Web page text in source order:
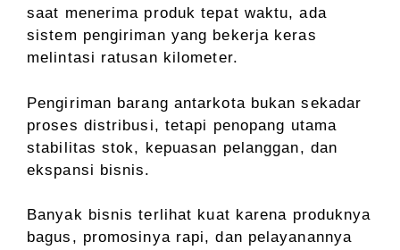
saat menerima produk tepat waktu, ada
sistem pengiriman yang bekerja keras
melintasi ratusan kilometer.
Pengiriman barang antarkota bukan sekadar
proses distribusi, tetapi penopang utama
stabilitas stok, kepuasan pelanggan, dan
ekspansi bisnis.
Banyak bisnis terlihat kuat karena produknya
bagus, promosinya rapi, dan pelayanannya